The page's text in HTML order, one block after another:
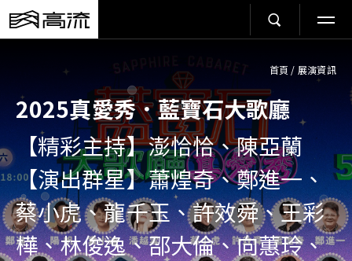
首頁 / 展演資訊
2025真愛秀．藍寶石大歌廳
【精彩主持】澎恰恰、陳亞蘭
【演出群星】蕭煌奇、鄭進一、
蔡小虎、龍千玉、許效舜、王彩
樺、林俊逸、邵大倫、向蕙玲、